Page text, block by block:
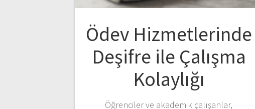
Ödev Hizmetlerinde
Deşifre ile Çalışma
Kolaylığı
Öğrenciler ve akademik çalışanlar,